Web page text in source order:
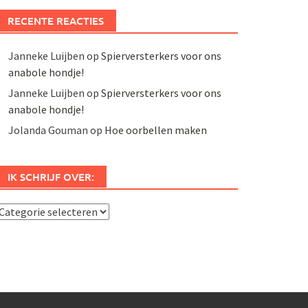
RECENTE REACTIES
Janneke Luijben op Spierversterkers voor ons
anabole hondje!
Janneke Luijben op Spierversterkers voor ons
anabole hondje!
Jolanda Gouman op Hoe oorbellen maken
IK SCHRIJF OVER: